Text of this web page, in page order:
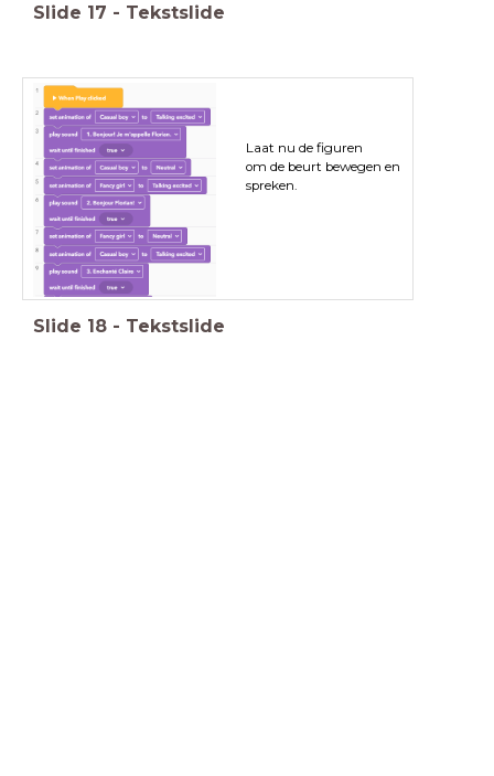
Slide 17 - Tekstslide
Laat nu de figuren
om de beurt bewegen en
spreken.
Slide 18 - Tekstslide